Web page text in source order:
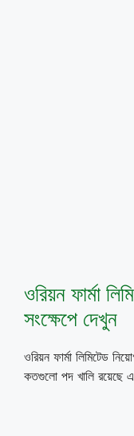
ওরিয়ন ফার্মা
সংক্ষেপে দেখুন
ওরিয়ন ফার্মা লিমিটেড
কতগুলো পদ খালি রয়েছে